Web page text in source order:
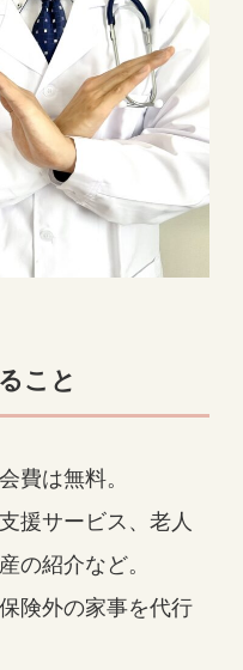
こと
費は無料。
援サービス、老人
の紹介など。
険外の家事を代行